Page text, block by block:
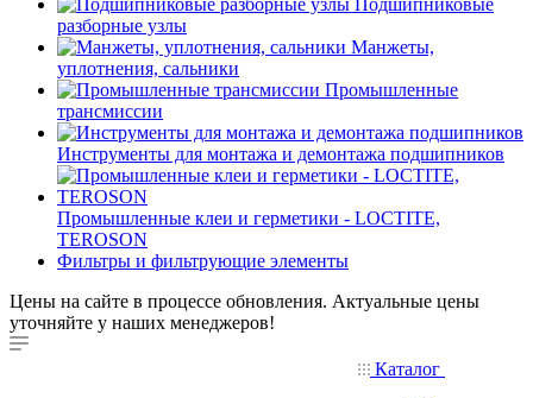
Подшипниковые
разборные узлы
Манжеты,
уплотнения, сальники
Промышленные
трансмиссии
Инструменты для монтажа и демонтажа подшипников
Промышленные клеи и герметики - LOCTITE,
TEROSON
Фильтры и фильтрующие элементы
Цены на сайте в процессе обновления. Актуальные цены
уточняйте у наших менеджеров!
Каталог